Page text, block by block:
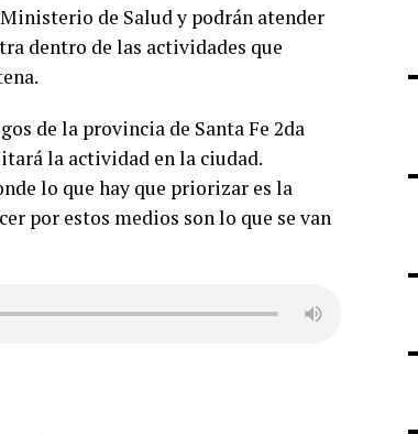
de Salud y podrán atender
dentro de las actividades que
de la provincia de Santa Fe 2da
la actividad en la ciudad.
lo que hay que priorizar es la
por estos medios son lo que se van